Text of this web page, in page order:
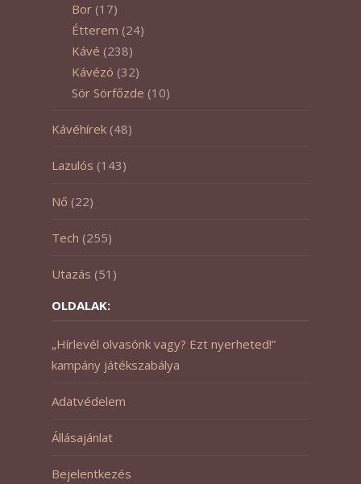
Bor (17)
Étterem (24)
Kávé (238)
Kávézó (32)
Sör Sörfőzde (10)
Kávéhírek (48)
Lazulós (143)
Nő (22)
Tech (255)
Utazás (51)
OLDALAK:
„Hírlevél olvasónk vagy? Ezt nyerheted!”
kampány játékszabálya
Adatvédelem
Állásajánlat
Bejelentkezés